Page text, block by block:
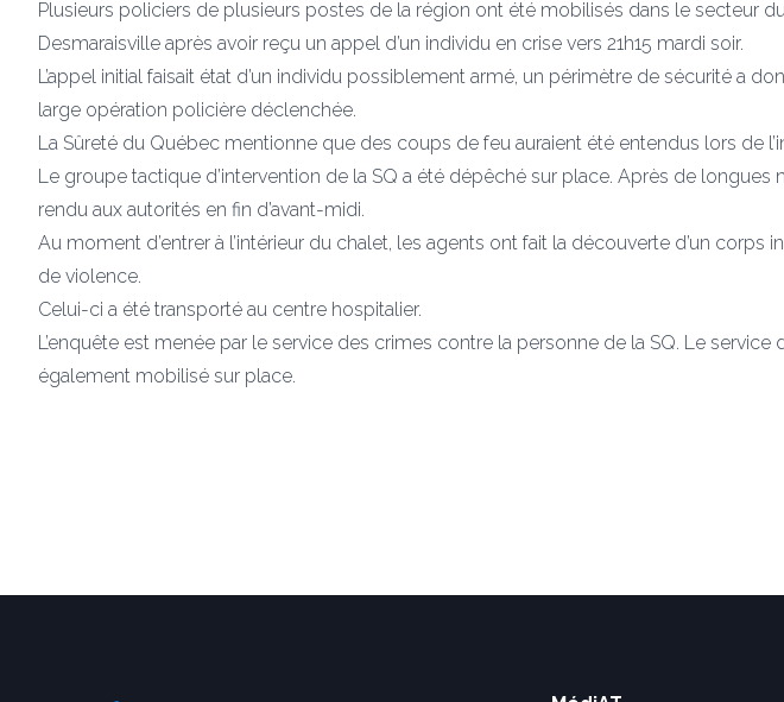
Plusieurs policiers de plusieurs postes de la région ont été mobilisés dans le secteur
Desmaraisville après avoir reçu un appel d’un individu en crise vers 21h15 mardi soir.
L’appel initial faisait état d’un individu possiblement armé, un périmètre de sécurité a
large opération policière déclenchée.
La Sûreté du Québec mentionne que des coups de feu auraient été entendus lors de
Le groupe tactique d’intervention de la SQ a été dépêché sur place. Après de longues
rendu aux autorités en fin d’avant-midi.
Au moment d’entrer à l’intérieur du chalet, les agents ont fait la découverte d’un corps
de violence.
Celui-ci a été transporté au centre hospitalier.
L’enquête est menée par le service des crimes contre la personne de la SQ. Le service
également mobilisé sur place.